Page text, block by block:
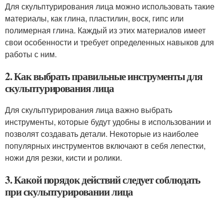
Для скульптурирования лица можно использовать такие
материалы, как глина, пластилин, воск, гипс или
полимерная глина. Каждый из этих материалов имеет
свои особенности и требует определенных навыков для
работы с ним.
2. Как выбрать правильные инструменты для
скульптурирования лица
Для скульптурирования лица важно выбрать
инструменты, которые будут удобны в использовании и
позволят создавать детали. Некоторые из наиболее
популярных инструментов включают в себя лепестки,
ножи для резки, кисти и ролики.
3. Какой порядок действий следует соблюдать
при скульптурировании лица